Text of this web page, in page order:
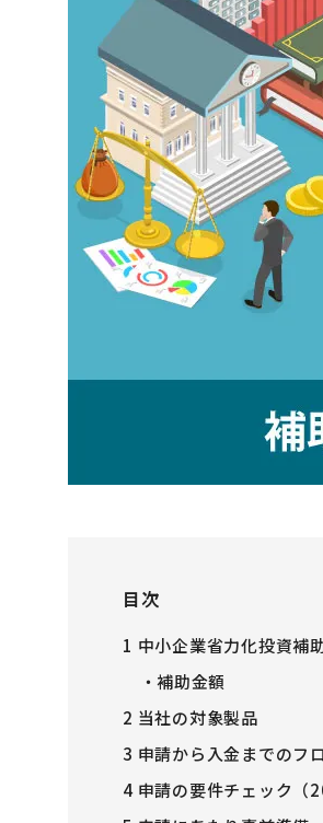
目次
1 中小企業省力化投資補
補助金額
2 当社の対象製品
3 申請から入金までのフ
4申請の要件チェック（